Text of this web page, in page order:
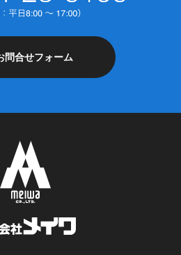
問合せフォーム